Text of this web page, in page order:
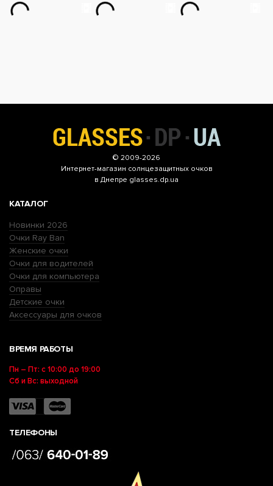
© 2009-2026
Интернет-магазин солнцезащитных очков
в Днепре glasses.dp.ua
КАТАЛОГ
Новинки 2026
Очки Ray Ban
Женские очки
Очки для водителей
Очки для компьютера
Оправы
Детские очки
Аксессуары для очков
ВРЕМЯ РАБОТЫ
Пн – Пт: с 10:00 до 19:00
Сб и Вс: выходной
ТЕЛЕФОНЫ